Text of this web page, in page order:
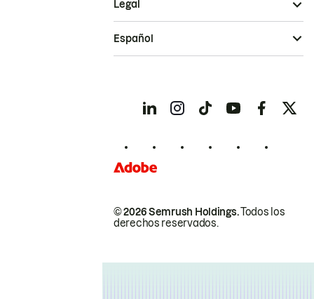
© 2026 Semrush Holdings.Todos los
derechos reservados.
Legal
Español